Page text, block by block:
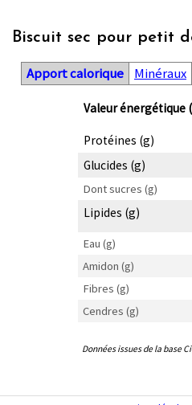
Biscuit sec pour petit
Apport calorique Minéraux
Valeur énergétique
Protéines (g)
Glucides (g)
Dont sucres (g)
Lipides (g)
Eau (g)
Amidon (g)
Fibres (g)
Cendres (g)
Données issues de la base